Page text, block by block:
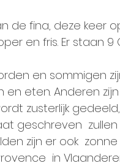
de fina, deze keer
en fris. Er staan
en sommigen
eten. Anderen
zusterlijk
geschreven
zijn er ook
in